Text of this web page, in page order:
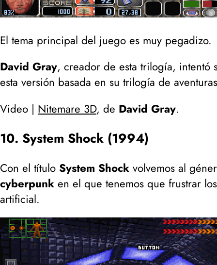
El tema principal del juego es muy pegadizo.
David Gray, creador de esta trilogía,
esta versión basada en su trilogía de
Video | Nitemare 3D, de David Gray.
10. System Shock (1994)
Con el título System Shock volvemos al
cyberpunk en el que tenemos que frustrar
artificial.